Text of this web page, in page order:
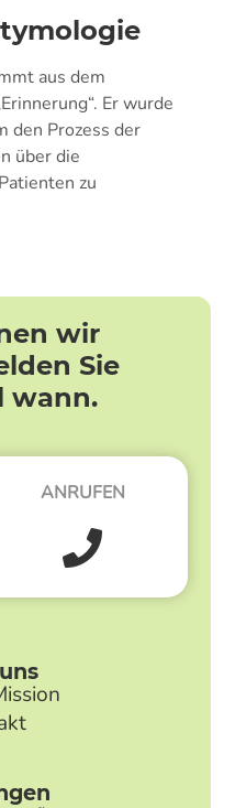
aus dem
Er wurde
den Prozess der
über die
zu
wir
Sie
wann.
ANRUFEN